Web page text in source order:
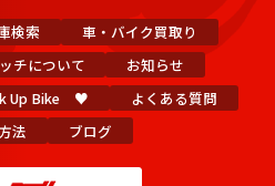
検索
車・バイク買取り
チについて
お知らせ
Up Bike ♥
よくある質問
法
ブログ